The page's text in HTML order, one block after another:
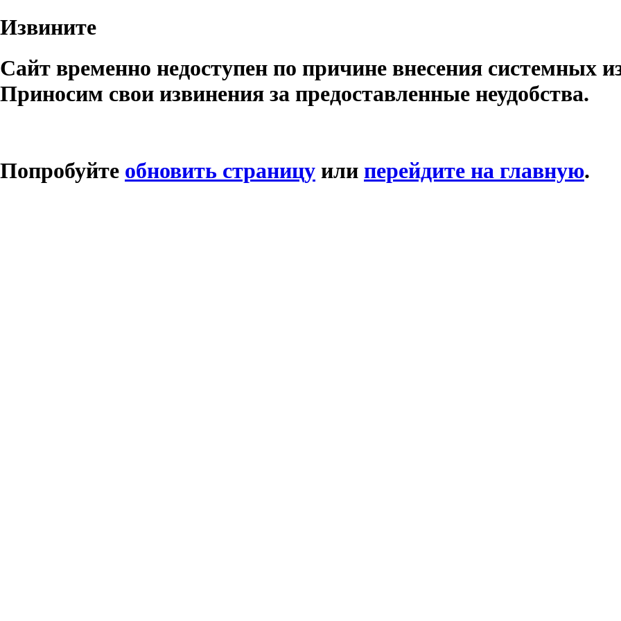
Извините
Сайт временно недоступен по причине внесения системных
Приносим свои извинения за предоставленные неудобства.
Попробуйте обновить страницу или перейдите на главную.